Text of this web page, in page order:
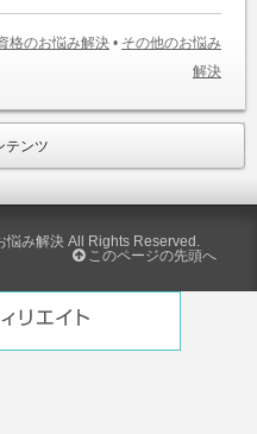
格のお悩み解決 • その他のお悩み
解決
テンツ
悩み解決 All Rights Reserved.
このページの先頭へ